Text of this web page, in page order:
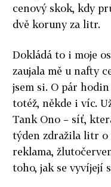
cenový skok, kdy
dvě koruny za litr.
Dokládá to i moje
zaujala mě u nafty
jsem si. O pár
totéž, někde i víc.
Tank Ono – síť,
týden zdražila litr o
reklama,
toho, jak se vyvíjejí